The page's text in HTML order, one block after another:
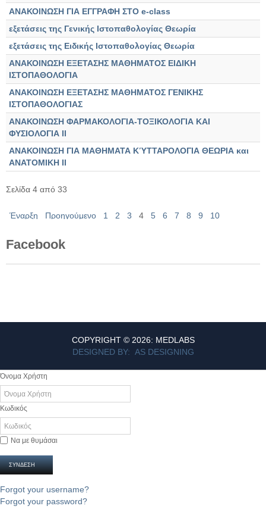
ΑΝΑΚΟΙΝΩΣΗ ΓΙΑ ΕΓΓΡΑΦΗ ΣΤΟ e-class
εξετάσεις της Γενικής Ιστοπαθολογίας Θεωρία
εξετάσεις της Ειδικής Ιστοπαθολογίας Θεωρία
ΑΝΑΚΟΙΝΩΣΗ ΕΞΕΤΑΣΗΣ ΜΑΘΗΜΑΤΟΣ ΕΙΔΙΚΗ
ΙΣΤΟΠΑΘΟΛΟΓΙΑ
ΑΝΑΚΟΙΝΩΣΗ ΕΞΕΤΑΣΗΣ ΜΑΘΗΜΑΤΟΣ ΓΕΝΙΚΗΣ
ΙΣΤΟΠΑΘΟΛΟΓΙΑΣ
ΑΝΑΚΟΙΝΩΣΗ ΦΑΡΜΑΚΟΛΟΓΙΑ-ΤΟΞΙΚΟΛΟΓΙΑ ΚΑΙ
ΦΥΣΙΟΛΟΓΙΑ ΙΙ
ΑΝΑΚΟΙΝΩΣΗ ΓΙΑ ΜΑΘΗΜΑΤΑ ΚΎΤΤΑΡΟΛΟΓΙΑ ΘΕΩΡΙΑ και
ΑΝΑΤΟΜΙΚΗ ΙΙ
Σελίδα 4 από 33
Έναρξη Προηγούμενο 1 2 3 4 5 6 7 8 9 10
Επόμενο Τέλος
Facebook
COPYRIGHT © 2026: MEDLABS
DESIGNED BY: AS DESIGNING
Όνομα Χρήστη
Κωδικός
Να με θυμάσαι
ΣΎΝΔΕΣΗ
Forgot your username?
Forgot your password?